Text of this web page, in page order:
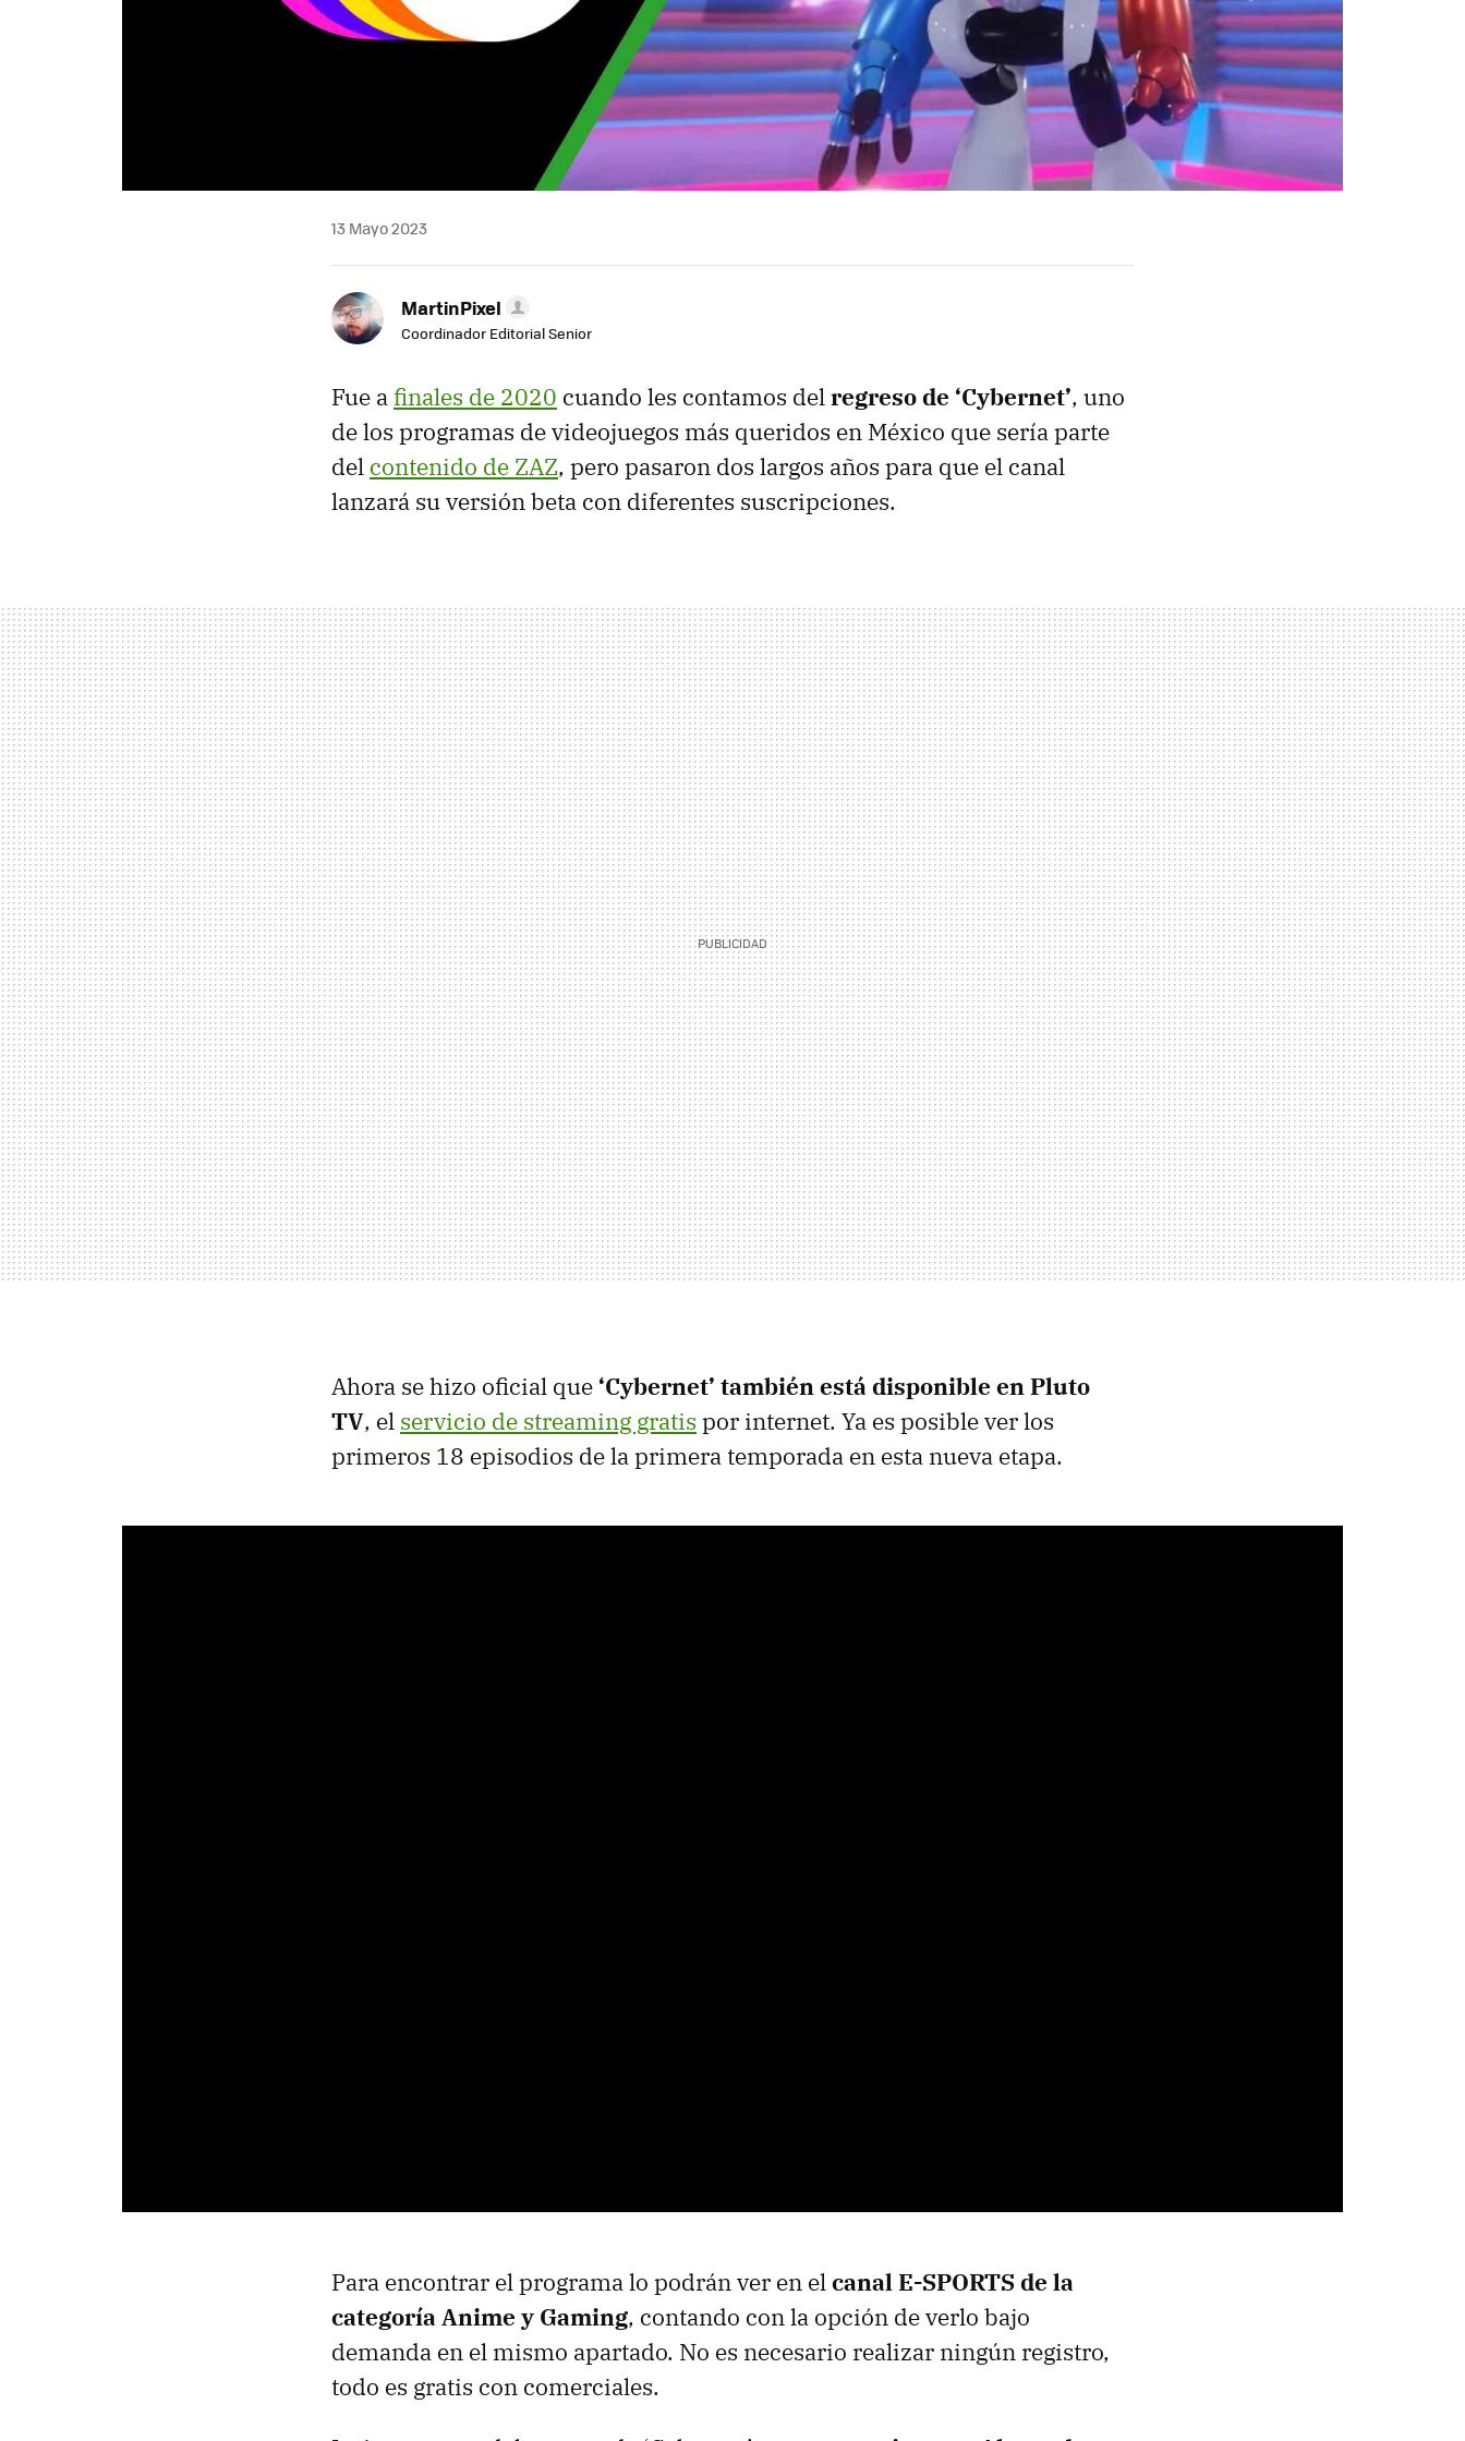
13 Mayo 2023
MartinPixel
Coordinador Editorial Senior
Fue a finales de 2020 cuando les contamos del regreso de ‘Cybernet’, uno
de los programas de videojuegos más queridos en México que sería parte
del contenido de ZAZ, pero pasaron dos largos años para que el canal
lanzará su versión beta con diferentes suscripciones.
Ahora se hizo oficial que ‘Cybernet’ también está disponible en Pluto
TV, el servicio de streaming gratis por internet. Ya es posible ver los
primeros 18 episodios de la primera temporada en esta nueva etapa.
Para encontrar el programa lo podrán ver en el canal E-SPORTS de la
categoría Anime y Gaming, contando con la opción de verlo bajo
demanda en el mismo apartado. No es necesario realizar ningún registro,
todo es gratis con comerciales.